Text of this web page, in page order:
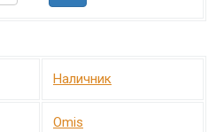
Наличник
Omis